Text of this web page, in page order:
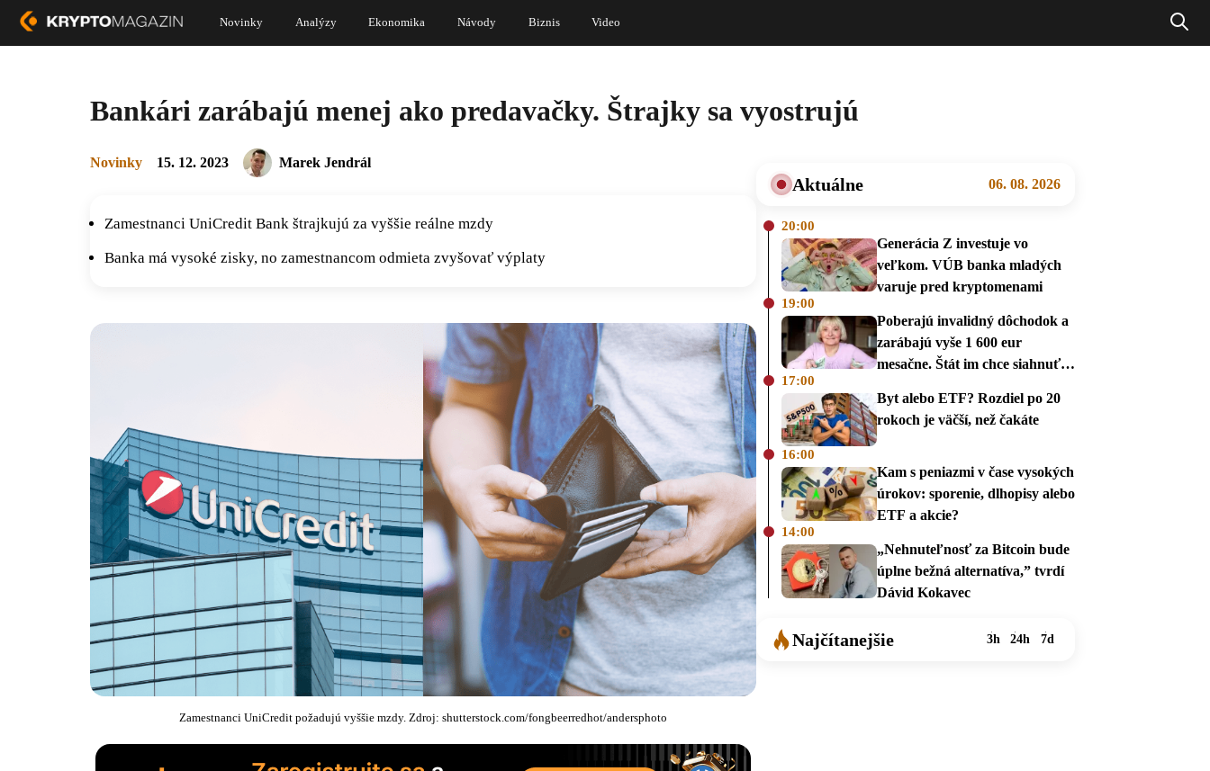
Novinky Analýzy Ekonomika Návody Biznis Video
Bankári zarábajú menej ako predavačky. Štrajky sa vyostrujú
Novinky 15. 12. 2023 Marek Jendrál
Zamestnanci UniCredit Bank štrajkujú za vyššie reálne mzdy
Banka má vysoké zisky, no zamestnancom odmieta zvyšovať výplaty
Zamestnanci UniCredit požadujú vyššie mzdy. Zdroj: shutterstock.com/fongbeerredhot/andersphoto
Aktuálne 06. 08. 2026
20:00
Generácia Z investuje vo
veľkom. VÚB banka mladých
varuje pred kryptomenami
19:00
Poberajú invalidný dôchodok a
zarábajú vyše 1 600 eur
mesačne. Štát im chce siahnuť
17:00
Byt alebo ETF? Rozdiel po 20
rokoch je väčší, než čakáte
16:00
Kam s peniazmi v čase vysokých
úrokov: sporenie, dlhopisy alebo
ETF a akcie?
14:00
„Nehnuteľnosť za Bitcoin bude
úplne bežná alternatíva,” tvrdí
Dávid Kokavec
Najčítanejšie 3h 24h 7d